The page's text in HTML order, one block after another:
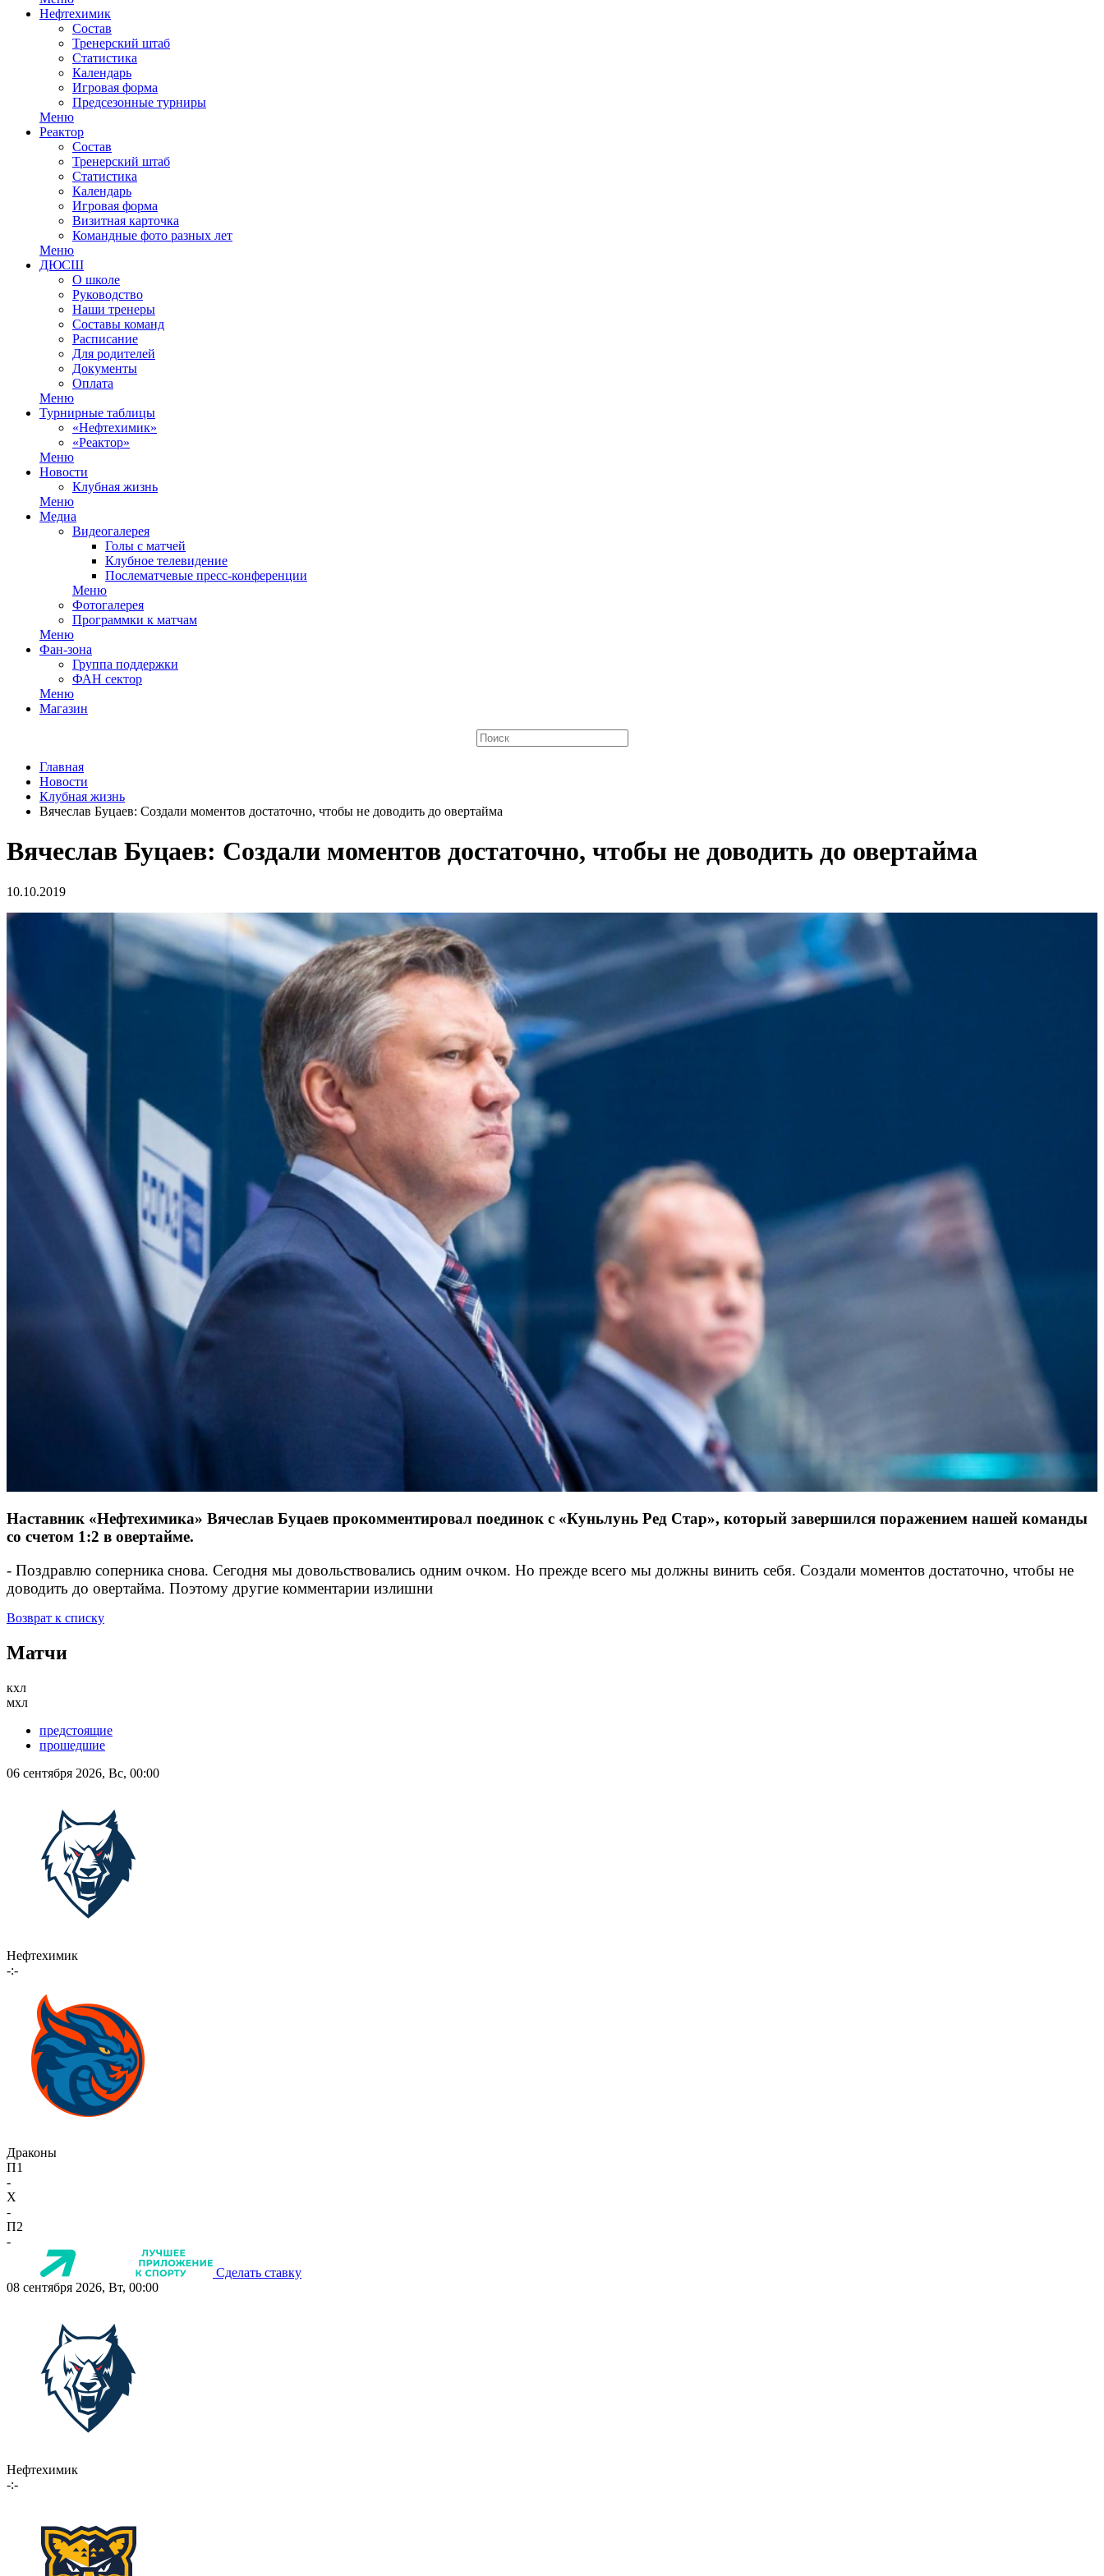
Нефтехимик
Состав
Тренерский штаб
Статистика
Календарь
Игровая форма
Предсезонные турниры
Меню
Реактор
Состав
Тренерский штаб
Статистика
Календарь
Игровая форма
Визитная карточка
Командные фото разных лет
Меню
ДЮСШ
О школе
Руководство
Наши тренеры
Составы команд
Расписание
Для родителей
Документы
Оплата
Меню
Турнирные таблицы
«Нефтехимик»
«Реактор»
Меню
Новости
Клубная жизнь
Меню
Медиа
Видеогалерея
Голы с матчей
Клубное телевидение
Послематчевые пресс-конференции
Меню
Фотогалерея
Программки к матчам
Меню
Фан-зона
Группа поддержки
ФАН сектор
Меню
Магазин
Главная
Новости
Клубная жизнь
Вячеслав Буцаев: Создали моментов достаточно, чтобы не доводить до овертайма
Вячеслав Буцаев: Создали моментов достаточно, чтобы не доводить до овертайма
10.10.2019
Наставник «Нефтехимика» Вячеслав Буцаев прокомментировал поединок с «Куньлунь Ред Стар», который завершился поражением нашей команды
со счетом 1:2 в овертайме.
- Поздравлю соперника снова. Сегодня мы довольствовались одним очком. Но прежде всего мы должны винить себя. Создали моментов достаточно, чтобы не
доводить до овертайма. Поэтому другие комментарии излишни
Возврат к списку
Матчи
кхл
мхл
предстоящие
прошедшие
06 сентября 2026, Вс, 00:00
Нефтехимик
-:-
Драконы
П1
-
X
-
П2
-
Сделать ставку
08 сентября 2026, Вт, 00:00
Нефтехимик
-:-